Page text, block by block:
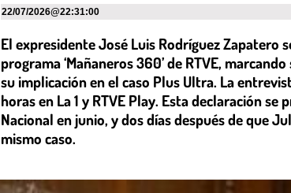
22/07/2026@22:31:00
El expresidente José Luis Rodríguez Zapatero
programa ‘Mañaneros 360’ de RTVE,
su implicación en el caso Plus Ultra. La
horas en La 1 y RTVE Play. Esta declaración
Nacional en junio, y dos días después de que
mismo caso.